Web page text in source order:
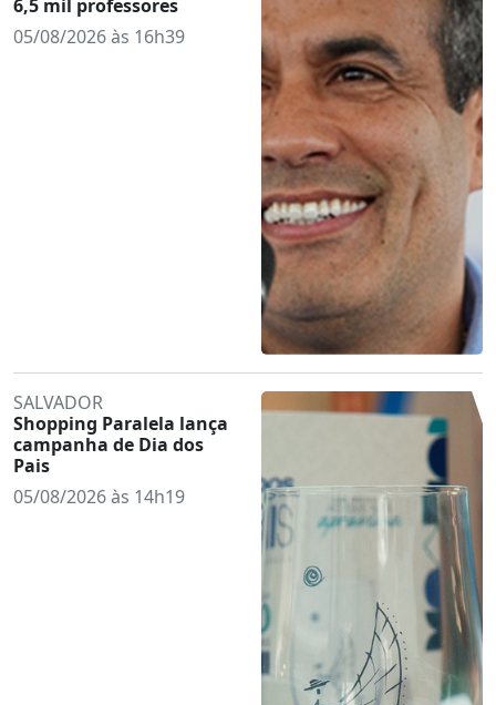
6,5 mil professores
05/08/2026 às 16h39
SALVADOR
Shopping Paralela lança
campanha de Dia dos
Pais
05/08/2026 às 14h19